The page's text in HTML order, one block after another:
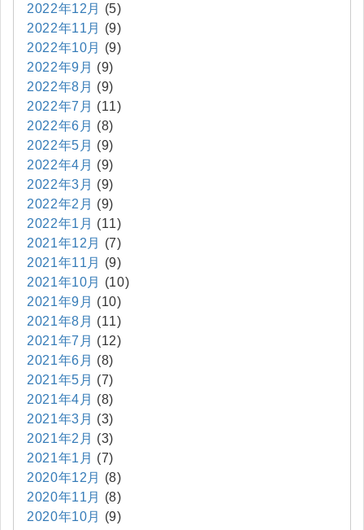
2022年12月
(5)
2022年11月
(9)
2022年10月
(9)
2022年9月 (9)
2022年8月 (9)
2022年7月 (11)
2022年6月 (8)
2022年5月 (9)
2022年4月 (9)
2022年3月 (9)
2022年2月 (9)
2022年1月 (11)
2021年12月
(7)
2021年11月
(9)
2021年10月
(10)
2021年9月 (10)
2021年8月 (11)
2021年7月 (12)
2021年6月 (8)
2021年5月 (7)
2021年4月 (8)
2021年3月 (3)
2021年2月 (3)
2021年1月 (7)
2020年12月
(8)
2020年11月
(8)
2020年10月
(9)